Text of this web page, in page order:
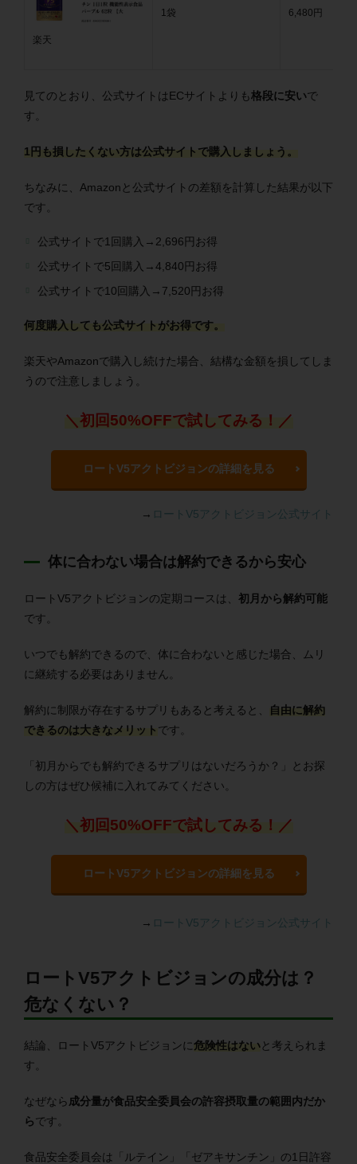
楽天
1袋 6,480円
見てのとおり、公式サイトはECサイトよりも格段に安いで
す。
1円も損したくない方は公式サイトで購入しましょう。
ちなみに、Amazonと公式サイトの差額を計算した結果が以下
です。
公式サイトで1回購入→2,696円お得
公式サイトで5回購入→4,840円お得
公式サイトで10回購入→7,520円お得
何度購入しても公式サイトがお得です。
楽天やAmazonで購入し続けた場合、結構な金額を損してしま
うので注意しましょう。
＼初回50%OFFで試してみる！／
ロートV5アクトビジョンの詳細を見る
→ ロートV5アクトビジョン公式サイト
体に合わない場合は解約できるから安心
ロートV5アクトビジョンの定期コースは、 初月から解約可能
です。
いつでも解約できるので、体に合わないと感じた場合、ムリ
に継続する必要はありません。
解約に制限が存在するサプリもあると考えると、
自由に解約
できるのは大きなメリット です。
「初月からでも解約できるサプリはないだろうか？」とお探
しの方はぜひ候補に入れてみてください。
＼初回50%OFFで試してみる！／
ロートV5アクトビジョンの詳細を見る
→ ロートV5アクトビジョン公式サイト
ロートV5アクトビジョンの成分は？
危なくない？
結論、ロートV5アクトビジョンに危険性はないと考えられま
す。
なぜなら 成分量が食品安全委員会の許容摂取量の範囲内だか
らです。
食品安全委員会は「ルテイン」「ゼアキサンチン」の1日許容